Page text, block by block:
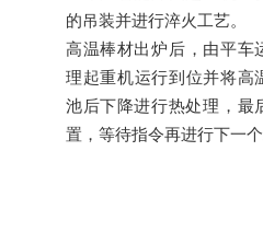
的吊装并进行淬火工艺。
高温棒材出炉后，由平车
理起重机运行到位并将高
池后下降进行热处理，
置，等待指令再进行下一个